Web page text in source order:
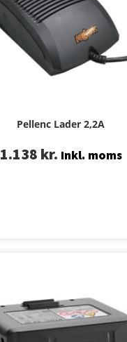
Pellenc Lader 2,2A
1.138 kr. Inkl. moms